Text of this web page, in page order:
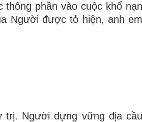
phần vào cuộc khổ nạn
Người được tỏ hiện, anh em
trị. Người dựng vững địa cầu